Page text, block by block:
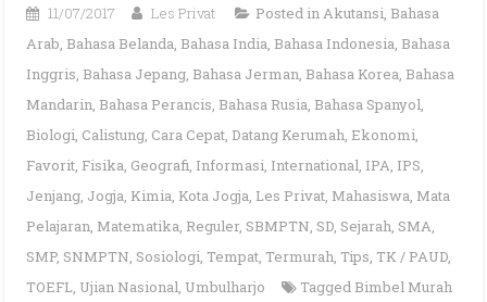
11/07/2017 Les Privat Posted inAkutansi, Bahasa
Arab, Bahasa Belanda, Bahasa India, Bahasa Indonesia, Bahasa
Inggris, Bahasa Jepang, Bahasa Jerman, Bahasa Korea, Bahasa
Mandarin, Bahasa Perancis, Bahasa Rusia, Bahasa Spanyol,
Biologi, Calistung, Cara Cepat, Datang Kerumah, Ekonomi,
Favorit, Fisika, Geografi, Informasi, International, IPA, IPS,
Jenjang, Jogja, Kimia, Kota Jogja, Les Privat, Mahasiswa, Mata
Pelajaran, Matematika, Reguler, SBMPTN, SD, Sejarah, SMA,
SMP, SNMPTN, Sosiologi, Tempat, Termurah, Tips, TK / PAUD,
TOEFL, Ujian Nasional, Umbulharjo Tagged Bimbel Murah